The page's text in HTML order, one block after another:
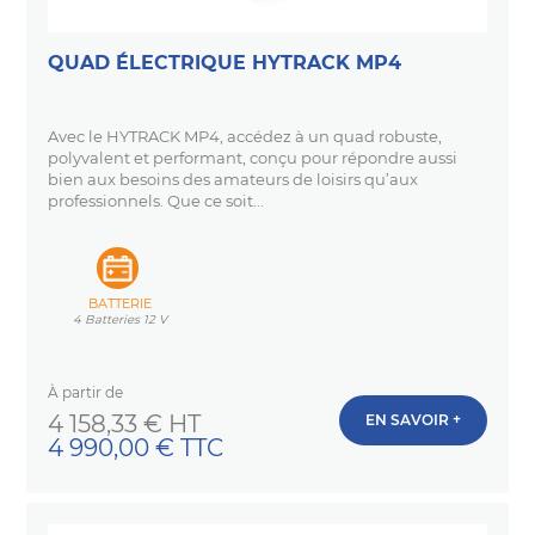
QUAD ÉLECTRIQUE HYTRACK MP4
Avec le HYTRACK MP4, accédez à un quad robuste,
polyvalent et performant, conçu pour répondre aussi
bien aux besoins des amateurs de loisirs qu’aux
professionnels. Que ce soit...
BATTERIE
4 Batteries 12 V
À partir de
Prix
4 158,33 € HT
4 990,00 € TTC
EN SAVOIR +